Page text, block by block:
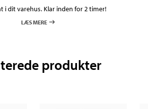
i dit varehus. Klar inden for 2 timer!
LÆS MERE
produkter